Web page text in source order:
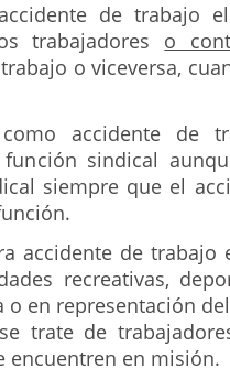
de trabajo
trabajadores o
o viceversa,
accidente de
sindical
siempre que el
accidente de trabajo
recreativas,
o en representación
trate de
encuentren en misión.